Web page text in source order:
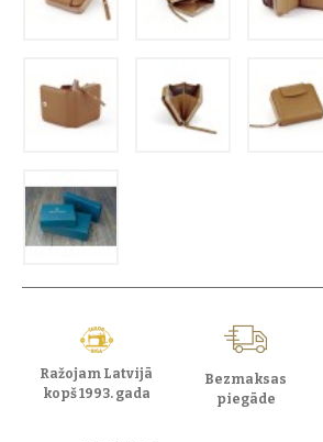
Ražojam Latvijā
kopš 1993. gada
Bezmaksas
piegāde